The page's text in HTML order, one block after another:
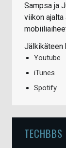
Sampsa ja
viikon
Jälkikäteen
Youtube
iTunes
Spotify